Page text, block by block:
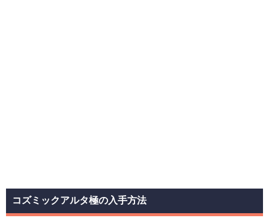
コズミックアルタ極の入手方法